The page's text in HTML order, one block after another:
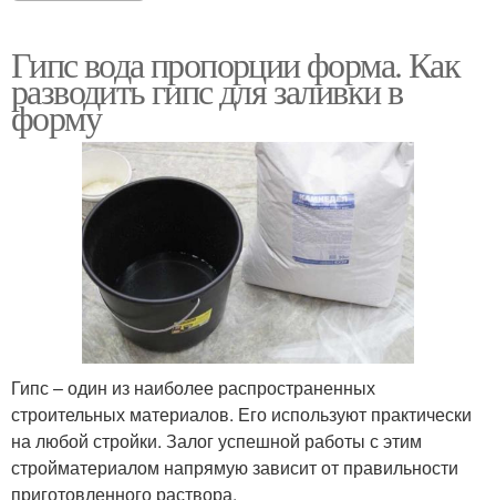
Гипс вода пропорции форма. Как
разводить гипс для заливки в
форму
Гипс – один из наиболее распространенных
строительных материалов. Его используют практически
на любой стройки. Залог успешной работы с этим
стройматериалом напрямую зависит от правильности
приготовленного раствора.